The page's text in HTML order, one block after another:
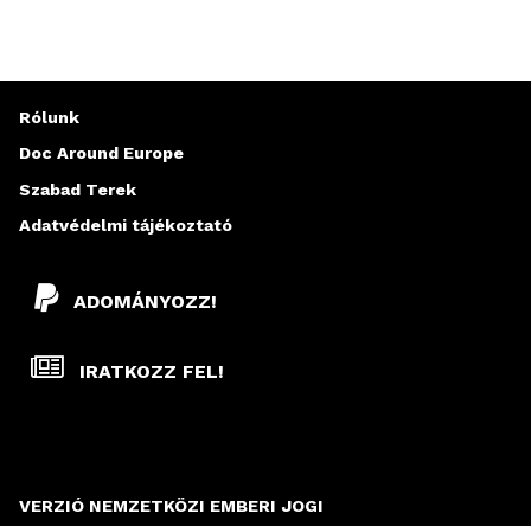
VERZIÓ NEMZETKÖZI EMBERI JOGI
ADOMÁNYOZZ!
IRATKOZZ FEL!
Rólunk
Doc Around Europe
Szabad Terek
Adatvédelmi tájékoztató